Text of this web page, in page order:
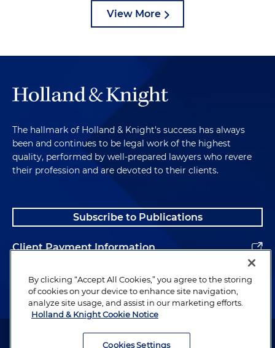
View More
The hallmark of Holland & Knight's success has always
been and continues to be legal work of the highest
quality, performed by well-prepared lawyers who revere
their profession and are devoted to their clients.
Subscribe to Publications
Client Payment Information
Alumni
Attorney Advertising. Copyright © 1996–2026 Holland & Knight LLP.
By clicking “Accept All Cookies,” you agree to the storing
of cookies on your device to enhance site navigation,
analyze site usage, and assist in our marketing efforts.
Holland & Knight Cookie Notice
Cookies Settings